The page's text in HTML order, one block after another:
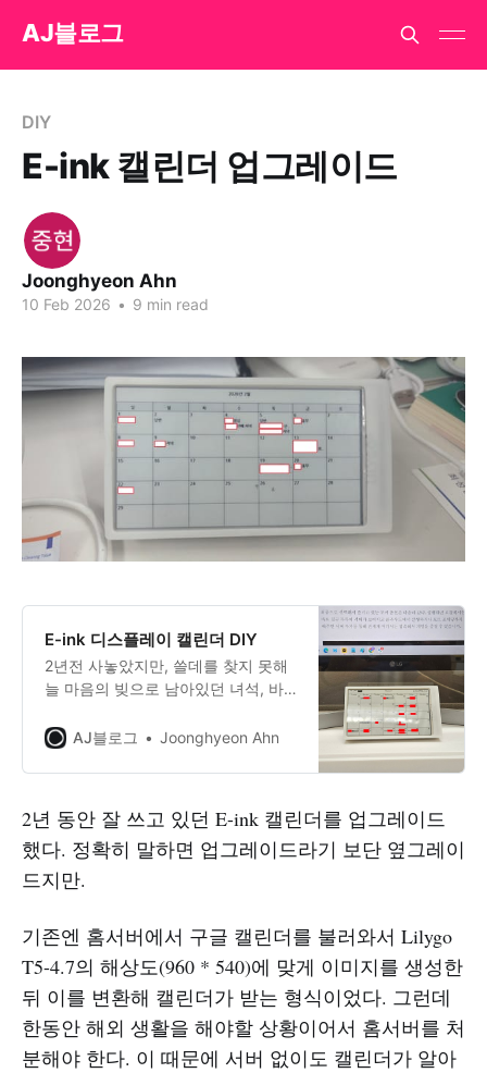
AJ블로그
DIY
E-ink 캘린더 업그레이드
Joonghyeon Ahn
10 Feb 2026 • 9 min read
E-ink 디스플레이 캘린더 DIY
2년전 사놓았지만, 쓸데를 찾지 못해
늘 마음의 빚으로 남아있던 녀석, 바
인치 960 x 540 전자잉크 디스플레
LILYGO T5 간단 개봉기알리를 뒤지
ink 디스플레이에 ESP32가 붙어있는
Lilygo T5다. 평소에 30~40달러 가
량했던 것 같은데... 5일 배송에
AJ블로그 Joonghyeon Ahn
2년 동안 잘 쓰고 있던 E-ink 캘린더를 업그레이드
했다. 정확히 말하면 업그레이드라기 보단 옆그레이
드지만.
기존엔 홈서버에서 구글 캘린더를 불러와서 Lilygo
T5-4.7의 해상도(960 * 540)에 맞게 이미지를 생성한
뒤 이를 변환해 캘린더가 받는 형식이었다. 그런데
한동안 해외 생활을 해야할 상황이어서 홈서버를 처
분해야 한다. 이 때문에 서버 없이도 캘린더가 알아